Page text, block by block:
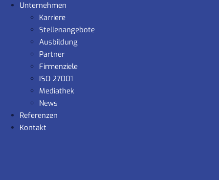
Unternehmen
Karriere
Stellenangebote
Ausbildung
Partner
Firmenziele
ISO 27001
Mediathek
News
Referenzen
Kontakt